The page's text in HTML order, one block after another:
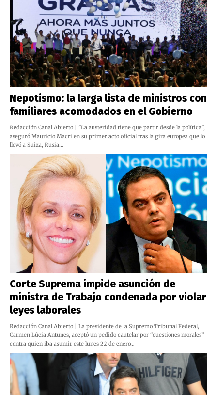
Nepotismo: la larga lista de ministros con
familiares acomodados en el Gobierno
Redacción Canal Abierto | "La austeridad tiene que partir desde la política",
aseguró Mauricio Macri en su primer acto oficial tras la gira europea que lo
llevó a Suiza, Rusia…
Corte Suprema impide asunción de
ministra de Trabajo condenada por violar
leyes laborales
Redacción Canal Abierto | La presidente de la Supremo Tribunal Federal,
Carmen Lúcia Antunes, aceptó un pedido cautelar por “cuestiones morales”
contra quien iba asumir este lunes 22 de enero…